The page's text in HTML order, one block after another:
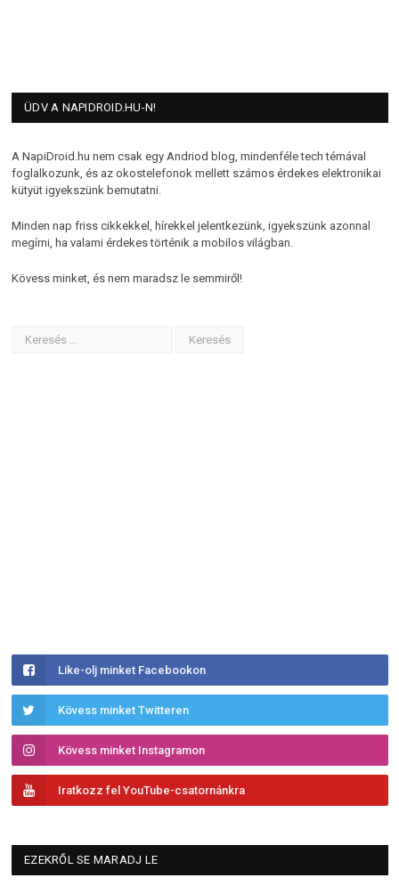
ÜDV A NAPIDROID.HU-N!
A NapiDroid.hu nem csak egy Andriod blog, mindenféle tech témával
foglalkozunk, és az okostelefonok mellett számos érdekes elektronikai
kütyüt igyekszünk bemutatni.
Minden nap friss cikkekkel, hírekkel jelentkezünk, igyekszünk azonnal
megírni, ha valami érdekes történik a mobilos világban.
Kövess minket, és nem maradsz le semmiről!
Like-olj minket Facebookon
Kövess minket Twitteren
Kövess minket Instagramon
Iratkozz fel YouTube-csatornánkra
EZEKRŐL SE MARADJ LE